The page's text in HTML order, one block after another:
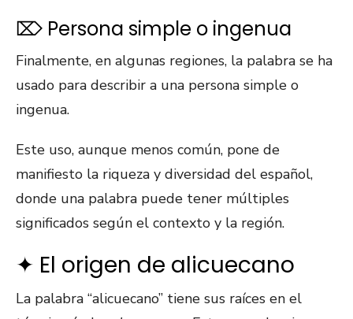
⌦ Persona simple o ingenua
Finalmente, en algunas regiones, la palabra se ha
usado para describir a una persona simple o
ingenua.
Este uso, aunque menos común, pone de
manifiesto la riqueza y diversidad del español,
donde una palabra puede tener múltiples
significados según el contexto y la región.
✦ El origen de alicuecano
La palabra “alicuecano” tiene sus raíces en el